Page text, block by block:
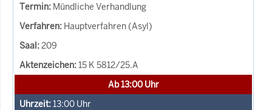
Mündliche Verhandlung
Hauptverfahren (Asyl)
209
15 K 5812/25.A
Ab 13:00 Uhr
13:00 Uhr